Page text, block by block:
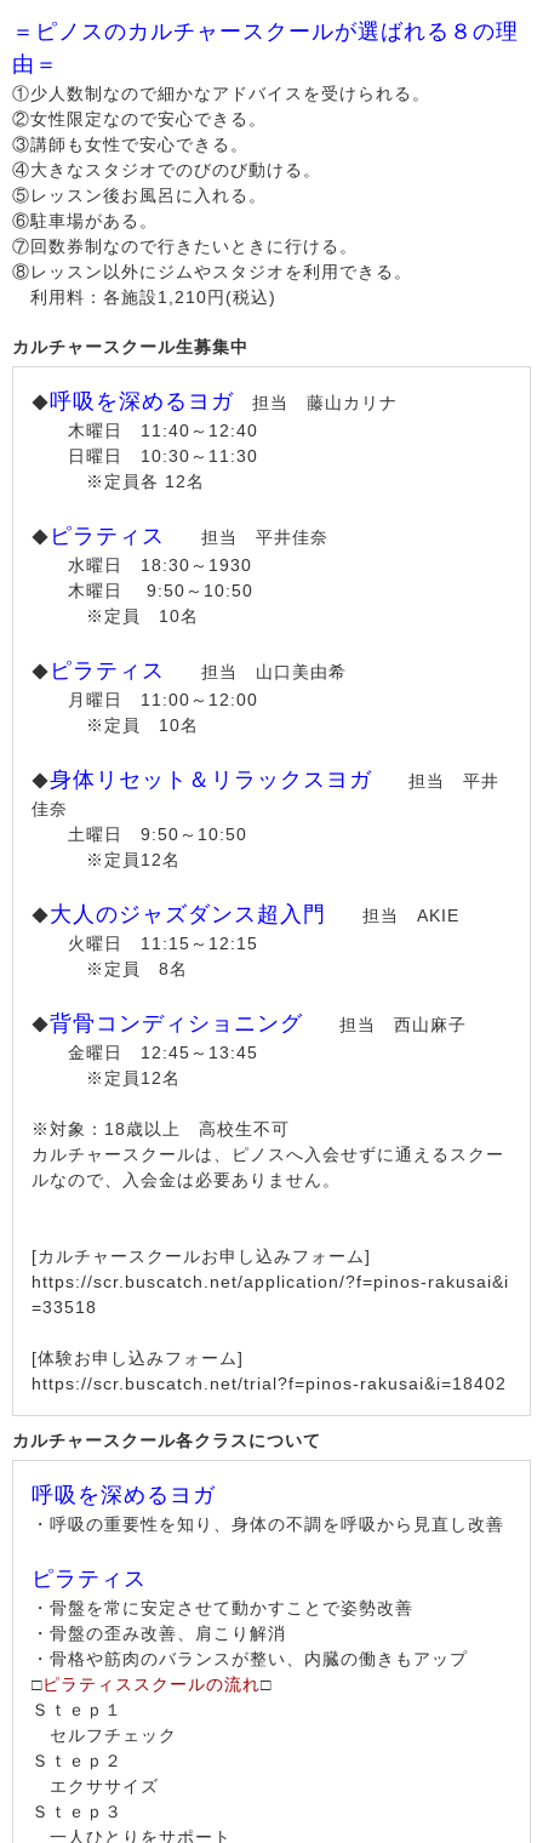
＝ピノスのカルチャースクールが選ばれる８の理
由＝
①少人数制なので細かなアドバイスを受けられる。
②女性限定なので安心できる。
③講師も女性で安心できる。
④大きなスタジオでのびのび動ける。
⑤レッスン後お風呂に入れる。
⑥駐車場がある。
⑦回数券制なので行きたいときに行ける。
⑧レッスン以外にジムやスタジオを利用できる。
利用料：各施設1,210円(税込)
カルチャースクール生募集中
◆呼吸を深めるヨガ 担当 藤山カリナ
木曜日 11:40～12:40
日曜日 10:30～11:30
※定員各 12名
◆ ピラティス
担当 平井佳奈
水曜日 18:30～1930
木曜日 9:50～10:50
※定員 10名
◆ ピラティス
担当 山口美由希
月曜日 11:00～12:00
※定員 10名
◆身体リセット＆リラックスヨガ 担当 平井
佳奈
土曜日 9:50～10:50
※定員12名
◆大人のジャズダンス超入門
担当 AKIE
火曜日 11:15～12:15
※定員 8名
◆背骨コンディショニング 担当 西山麻子
金曜日 12:45～13:45
※定員12名
※対象：18歳以上 高校生不可
カルチャースクールは、ピノスへ入会せずに通えるスクー
ルなので、入会金は必要ありません。
[カルチャースクールお申し込みフォーム]
https://scr.buscatch.net/application/?f=pinos-rakusai&i
=33518
[体験お申し込みフォーム]
https://scr.buscatch.net/trial?f=pinos-rakusai&i=18402
カルチャースクール各クラスについて
呼吸を深めるヨガ
・呼吸の重要性を知り、身体の不調を呼吸から見直し改善
ピラティス
・骨盤を常に安定させて動かすことで姿勢改善
・骨盤の歪み改善、肩こり解消
・骨格や筋肉のバランスが整い、内臓の働きもアップ
□ピラティススクールの流れ□
Ｓｔｅｐ１
セルフチェック
Ｓｔｅｐ２
エクササイズ
Ｓｔｅｐ３
一人ひとりをサポート